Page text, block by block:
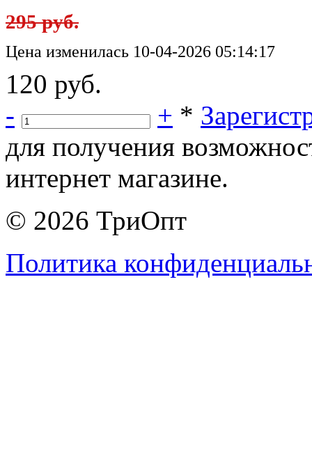
295 руб.
Цена изменилась 10-04-2026 05:14:17
120 руб.
-
+ *
для получения
интернет магазине.
© 2026 ТриОпт
Политика